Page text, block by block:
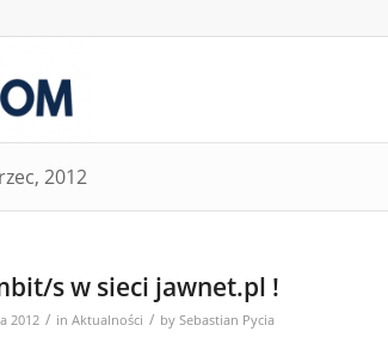
2012
s w sieci jawnet.pl !
2012 / in Aktualności / by Sebastian Pycia